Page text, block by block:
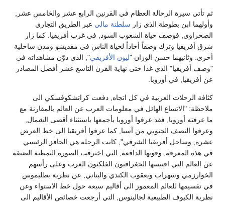
ثم تأتي سيرة الرحالة العظام في القرنين الرابع عشر والخامس عشر,
وأولهما ابن بطوطة الذي زار سلطنة مالي عبر الطريق التجاري
الصحراوي, فوصف حياة الشعوب السود, في غرب أفريقيا. كما زار
شرق أفريقيا وترك وصفاً أخاذاً لحياة الناس في مقديشو ومدن ساحلية
أخرى. وثانيهما حسن الوزان "ليون الأفريقي", الذي دوّن مشاهداته في
"وصف أفريقيا" الذي غدا حتى نهاية القرن التاسع عشر أفضل المصادر
عن أفريقيا, في أوروبا.
كثافة الرحلات العربية في كل اتجاه, دفعت كراتشكوفسكي الى
ملاحظة: "الاتساع الهائل في معلومات العرب عن العالم بالمقارنة مع
ما عرفته أوروبا, فقد عرفوا أوروبا بأجمعها باستثناء أقصى الشمال,
وعرفوا النصف الجنوبي من آسيا, كما عرفوا أفريقيا الى خط العرض
عشرة, وساحل أفريقيا الشرقي", كانت الرحلة هي الحافز الرئيسي
في هذه المعرفة, وقوتها الدافعة, التي اخترقت الصورة النمطية الضيقة
عن العالم التي اقتبسها الجغرافيون الفلكيون العرب وعلى رأسهم
الخوارزمي وسهراب ويعقوب الكندي والبتاني, عن نظرية بطليموس
في تقسيمها للعالم المعمور الى أقاليم سبعة حول خط الاستواء وعن
نظرية الكيوف الطبيعية لجالينوس, التي أرجعت خصائص الأقاليم الى